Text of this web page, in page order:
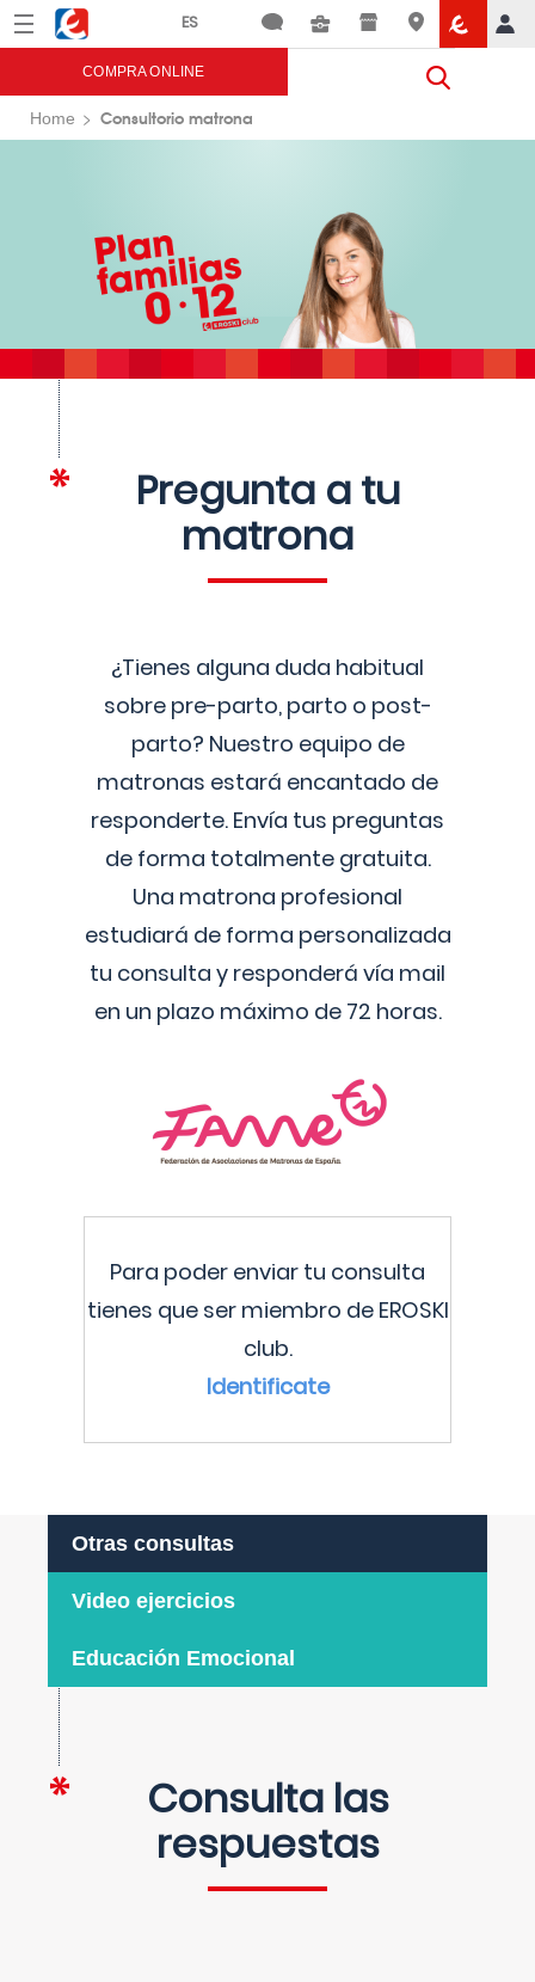
Menú Eroski
COMPRA ONLINE
Home Consultorio matrona
Pregunta a tu
matrona
¿Tienes alguna duda habitual
sobre pre-parto, parto o post-
parto? Nuestro equipo de
matronas estará encantado de
responderte. Envía tus preguntas
de forma totalmente gratuita.
Una matrona profesional
estudiará de forma personalizada
tu consulta y responderá vía mail
en un plazo máximo de 72 horas.
Para poder enviar tu consulta
tienes que ser miembro de EROSKI
club.
Identificate
Otras consultas
Video ejercicios
Educación Emocional
Consulta las
respuestas